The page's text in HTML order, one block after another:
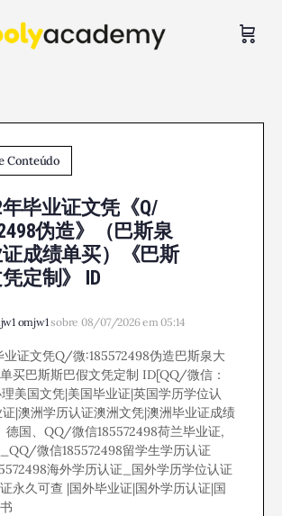
Conteúdo
毕业证文凭《Q/
伪造》（巴斯泉
成绩单买）《巴斯
定制》 ID
omjw1sobre 08/07/2026 em 05:14
证文凭Q/微:185572498伪造巴斯泉大
买巴斯斯巴假文凭定制 ID[QQ/微信：
美国文凭|美国毕业证|英国学历学位认
|澳洲学历认证澳洲文凭|澳洲毕业证成绩
德国、QQ/微信185572498荷兰毕业证,
微信185572498留学生学历认证
海外学历认证_国外学历学位认证
永久可查 |国外毕业证|国外学历认证|国